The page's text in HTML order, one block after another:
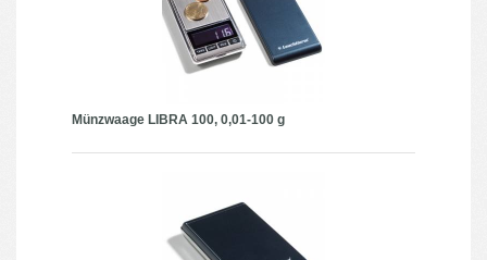
Münzwaage LIBRA 100, 0,01-100 g